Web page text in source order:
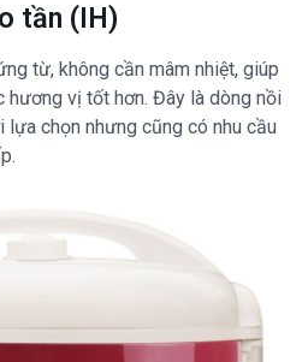
tần (IH)
từ, không cần mâm nhiệt, giúp
vị tốt hơn. Đây là dòng nồi
chọn nhưng cũng có nhu cầu